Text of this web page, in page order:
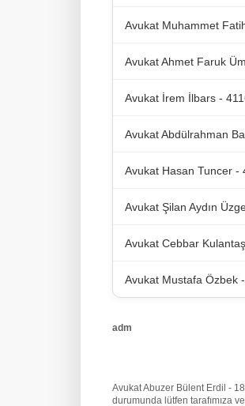
Avukat Muhammet
Avukat Ahmet Faruk
Avukat İrem İlbars -
Avukat Abdülrahman
Avukat Hasan Tuncer -
Avukat Şilan Aydın
Avukat Cebbar
Avukat Mustafa Özbek
adm
Avukat Abuzer Bülent Erdil -
durumunda lütfen tarafımıza